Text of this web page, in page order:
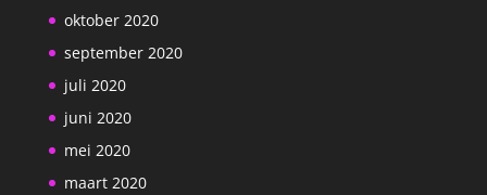
oktober 2020
september 2020
juli 2020
juni 2020
mei 2020
maart 2020